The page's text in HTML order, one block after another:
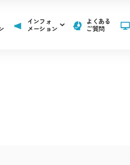
インフォ
メーション
よくある
ご質問